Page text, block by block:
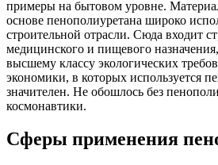
примеры на бытовом уровне.
основе пенополиуретана широко
строительной отрасли. Сюда входит
медицинского и пищевого
высшему классу экологических
экономики, в которых используется
значителен. Не обошлось без
космонавтики.
Сферы применения